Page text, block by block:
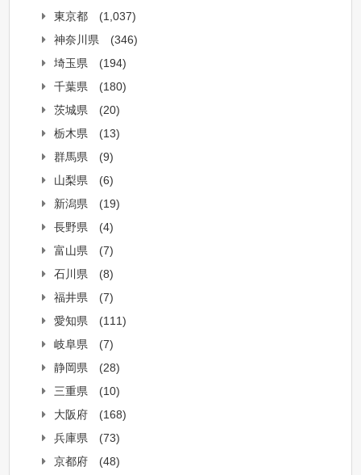
東京都
(1,037)
神奈川県
(346)
埼玉県
(194)
千葉県
(180)
茨城県
(20)
栃木県
(13)
群馬県
(9)
山梨県
(6)
新潟県
(19)
長野県
(4)
富山県
(7)
石川県
(8)
福井県
(7)
愛知県
(111)
岐阜県
(7)
静岡県
(28)
三重県
(10)
大阪府
(168)
兵庫県
(73)
京都府
(48)